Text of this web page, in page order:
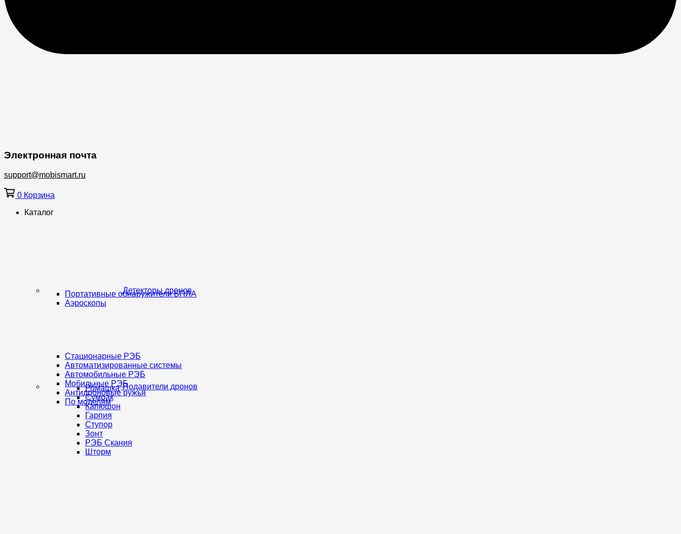
Электронная почта
support@mobismart.ru
0 Корзина
Каталог
Детекторы дронов
Портативные обнаружители БПЛА
Аэроскопы
Подавители дронов
Стационарные РЭБ
Автоматизированные системы
Автомобильные РЭБ
Мобильные РЭБ
Антидроновые ружья
По моделям
Ромашка
Сумрак
Капюшон
Гарпия
Ступор
Зонт
РЭБ Скания
Шторм